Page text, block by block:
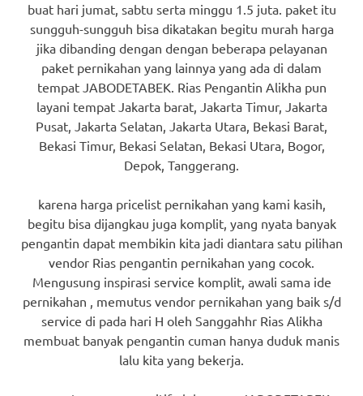
buat hari jumat, sabtu serta minggu 1.5 juta. paket itu
sungguh-sungguh bisa dikatakan begitu murah harga
jika dibanding dengan dengan beberapa pelayanan
paket pernikahan yang lainnya yang ada di dalam
tempat JABODETABEK. Rias Pengantin Alikha pun
layani tempat Jakarta barat, Jakarta Timur, Jakarta
Pusat, Jakarta Selatan, Jakarta Utara, Bekasi Barat,
Bekasi Timur, Bekasi Selatan, Bekasi Utara, Bogor,
Depok, Tanggerang.
karena harga pricelist pernikahan yang kami kasih,
begitu bisa dijangkau juga komplit, yang nyata banyak
pengantin dapat membikin kita jadi diantara satu pilihan
vendor Rias pengantin pernikahan yang cocok.
Mengusung inspirasi service komplit, awali sama ide
pernikahan , memutus vendor pernikahan yang baik s/d
service di pada hari H oleh Sanggahhr Rias Alikha
membuat banyak pengantin cuman hanya duduk manis
lalu kita yang bekerja.